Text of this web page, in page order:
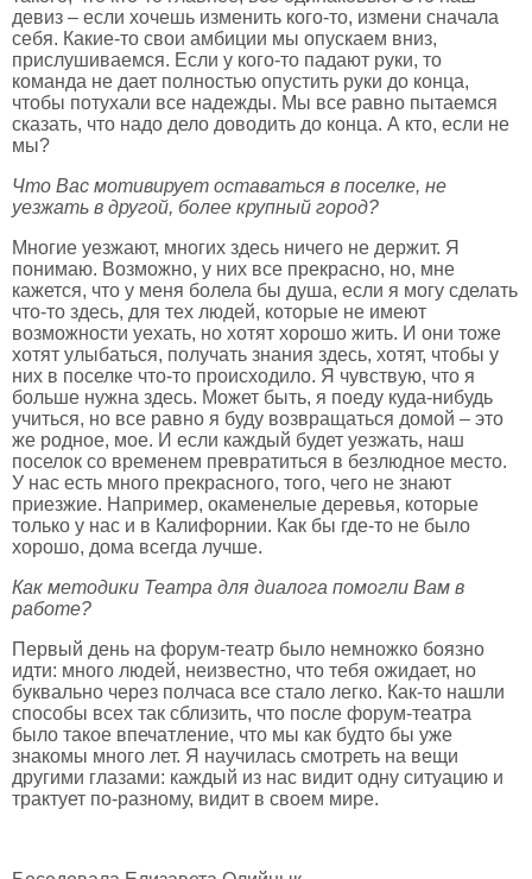
девиз – если хочешь изменить кого-то, измени сначала
себя. Какие-то свои амбиции мы опускаем вниз,
прислушиваемся. Если у кого-то падают руки, то
команда не дает полностью опустить руки до конца,
чтобы потухали все надежды. Мы все равно пытаемся
сказать, что надо дело доводить до конца. А кто, если не
мы?
Что Вас мотивирует оставаться в поселке, не
уезжать в другой, более крупный город?
Многие уезжают, многих здесь ничего не держит. Я
понимаю. Возможно, у них все прекрасно, но, мне
кажется, что у меня болела бы душа, если я могу сделать
что-то здесь, для тех людей, которые не имеют
возможности уехать, но хотят хорошо жить. И они тоже
хотят улыбаться, получать знания здесь, хотят, чтобы у
них в поселке что-то происходило. Я чувствую, что я
больше нужна здесь. Может быть, я поеду куда-нибудь
учиться, но все равно я буду возвращаться домой – это
же родное, мое. И если каждый будет уезжать, наш
поселок со временем превратиться в безлюдное место.
У нас есть много прекрасного, того, чего не знают
приезжие. Например, окаменелые деревья, которые
только у нас и в Калифорнии. Как бы где-то не было
хорошо, дома всегда лучше.
Как методики Театра для диалога помогли Вам в
работе?
Первый день на форум-театр было немножко боязно
идти: много людей, неизвестно, что тебя ожидает, но
буквально через полчаса все стало легко. Как-то нашли
способы всех так сблизить, что после форум-театра
было такое впечатление, что мы как будто бы уже
знакомы много лет. Я научилась смотреть на вещи
другими глазами: каждый из нас видит одну ситуацию и
трактует по-разному, видит в своем мире.